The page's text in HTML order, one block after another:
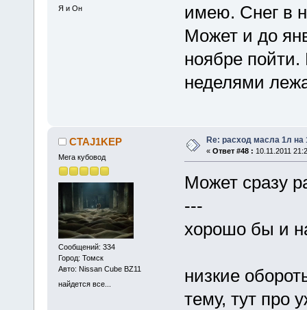
Я и Он
имею. Снег в
Может и до
ноябре
неделями
CTAJ1KEP
Мега кубовод
Сообщений: 334
Город: Томск
Авто: Nissan Cube BZ11
найдется все...
Re: расход масла 1л на
« Ответ #48 : 10.11.2011
Может сразу
---
хорошо бы и
низкие
тему, тут про